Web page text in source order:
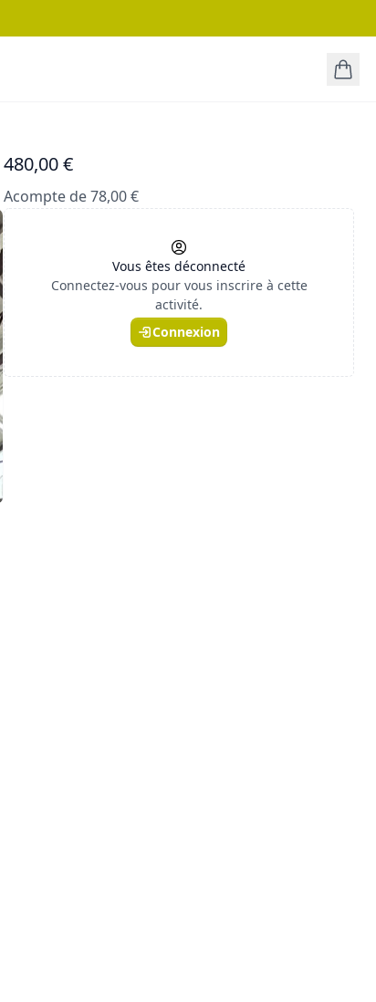
480,00 €
Acompte de 78,00 €
Vous êtes déconnecté
Connectez-vous pour vous inscrire à cette
activité.
Connexion